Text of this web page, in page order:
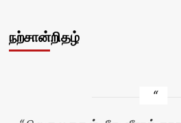
நற்சான்றிதழ்